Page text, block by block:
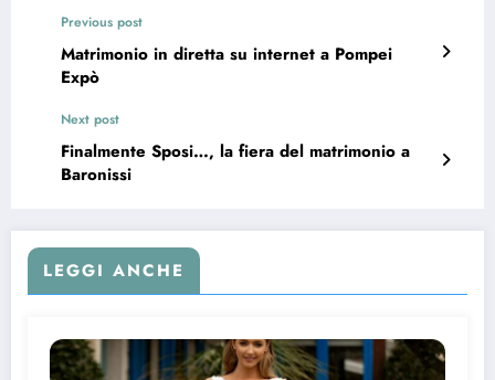
Previous post
Matrimonio in diretta su internet a Pompei
Expò
Next post
Finalmente Sposi…, la fiera del matrimonio a
Baronissi
LEGGI ANCHE